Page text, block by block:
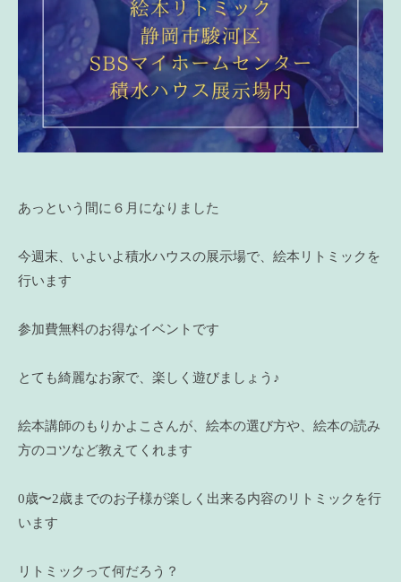
あっという間に６月になりました
今週末、いよいよ積水ハウスの展示場で、絵本リトミックを
行います
参加費無料のお得なイベントです
とても綺麗なお家で、楽しく遊びましょう♪
絵本講師のもりかよこさんが、絵本の選び方や、絵本の読み
方のコツなど教えてくれます
0歳〜2歳までのお子様が楽しく出来る内容のリトミックを行
います
リトミックって何だろう？